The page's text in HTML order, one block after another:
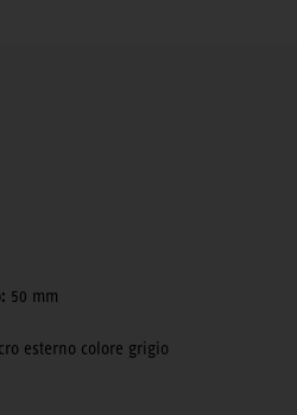
50 mm
esterno colore grigio